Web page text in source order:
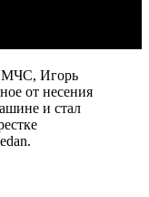
МЧС, Игорь
от несения
и стал